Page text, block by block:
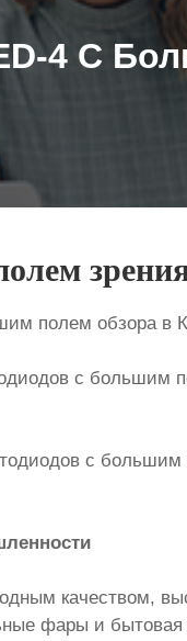
4 С
полем обзора в
с
с
качеством,
фары и бытовая